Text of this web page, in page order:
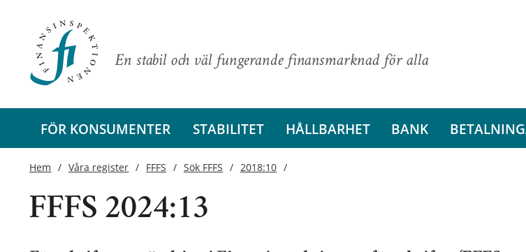
En stabil och väl fungerande finansmarknad för alla
FÖR KONSUMENTER STABILITET HÅLLBARHET BANK
Hem Våra register FFFS Sök FFFS 2018:10
FFFS 2024:13